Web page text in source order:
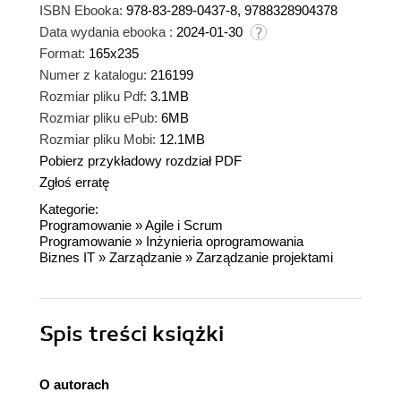
ISBN Ebooka: 978-83-289-0437-8, 9788328904378
Data wydania ebooka : 2024-01-30
Format: 165x235
Numer z katalogu: 216199
Rozmiar pliku Pdf: 3.1MB
Rozmiar pliku ePub: 6MB
Rozmiar pliku Mobi: 12.1MB
Pobierz przykładowy rozdział PDF
Zgłoś erratę
Kategorie:
Programowanie »Agile i Scrum
Programowanie » Inżynieria oprogramowania
Biznes IT » Zarządzanie » Zarządzanie projektami
Spis treści książki
O autorach